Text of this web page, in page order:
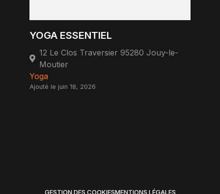
YOGA ESSENTIEL
12 Le Clos Traversier 95280 Jouy-le-
Moutier
Yoga
Ajouté le juin 18, 2026
GESTION DES COOKIESMENTIONS LÉGALES